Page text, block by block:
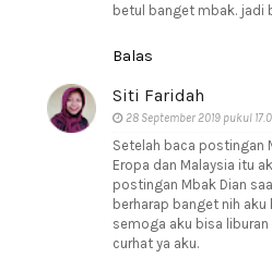
betul banget mbak. jadi
Balas
Siti Faridah
28 September 2019 pukul
Setelah baca postingan
Eropa dan Malaysia itu
postingan Mbak Dian
berharap banget nih
semoga aku bisa liburan
curhat ya aku.